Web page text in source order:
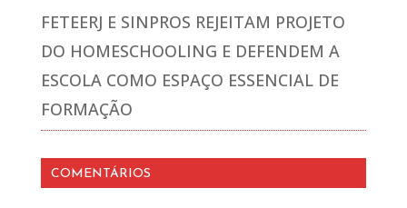
FETEERJ E SINPROS REJEITAM PROJETO
DO HOMESCHOOLING E DEFENDEM A
ESCOLA COMO ESPAÇO ESSENCIAL DE
FORMAÇÃO
COMENTÁRIOS